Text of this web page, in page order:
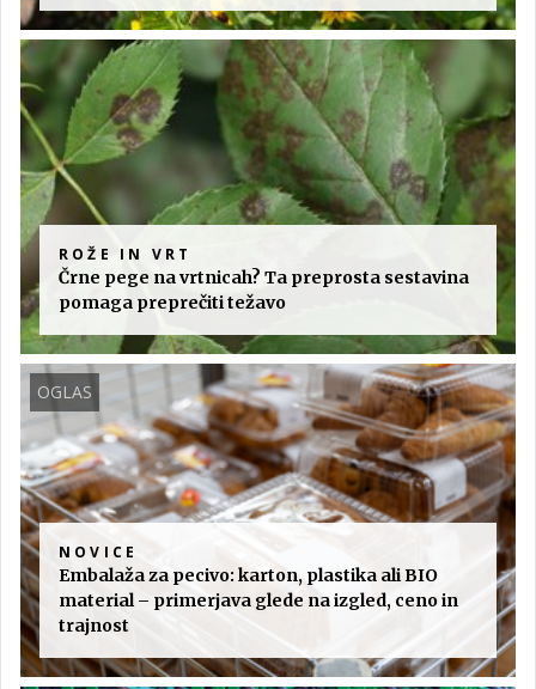
ROŽE IN VRT
Črne pege na vrtnicah? Ta preprosta sestavina
pomaga preprečiti težavo
OGLAS
NOVICE
Embalaža za pecivo: karton, plastika ali BIO
material – primerjava glede na izgled, ceno in
trajnost